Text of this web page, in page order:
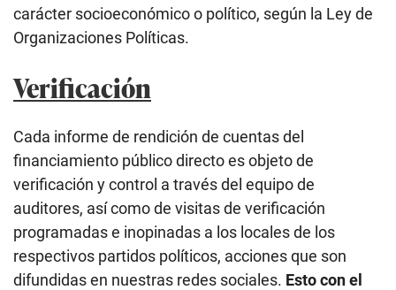
carácter socioeconómico o político, según la Ley de
Organizaciones Políticas.
Verificación
Cada informe de rendición de cuentas del
financiamiento público directo es objeto de
verificación y control a través del equipo de
auditores, así como de visitas de verificación
programadas e inopinadas a los locales de los
respectivos partidos políticos, acciones que son
difundidas en nuestras redes sociales. Esto con el